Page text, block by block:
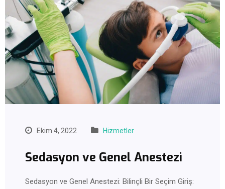
Ekim 4, 2022 Hizmetler
Sedasyon ve Genel Anestezi
Sedasyon ve Genel Anestezi: Bilinçli Bir Seçim Giriş: